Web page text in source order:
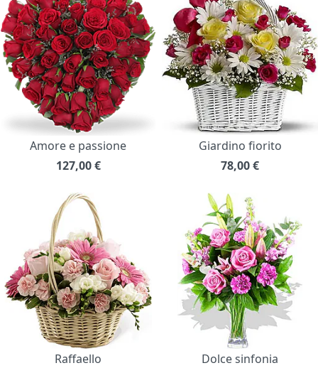
Amore e passione
127,00 €
Giardino fiorito
78,00€
Raffaello
Dolce sinfonia